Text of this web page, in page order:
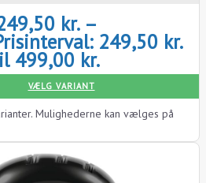
kr. –
249,50 kr.
499,00 kr.
VÆLG VARIANT
Mulighederne kan vælges på